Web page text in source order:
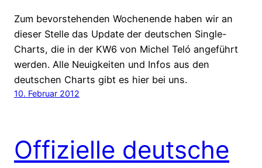
Zum bevorstehenden Wochenende haben wir an
dieser Stelle das Update der deutschen Single-
Charts, die in der KW6 von Michel Teló angeführt
werden. Alle Neuigkeiten und Infos aus den
deutschen Charts gibt es hier bei uns.
10. Februar 2012
Offizielle deutsche